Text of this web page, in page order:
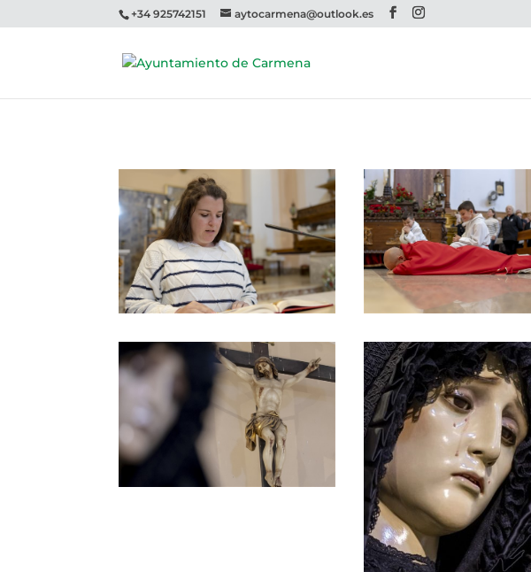
+34 925742151 aytocarmena@outlook.es